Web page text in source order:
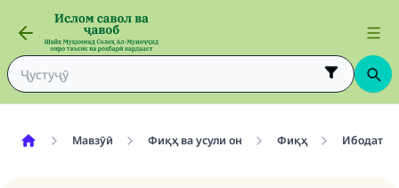
Мавзӯӣ Фиқҳ ва усули он Фиқҳ Ибодат